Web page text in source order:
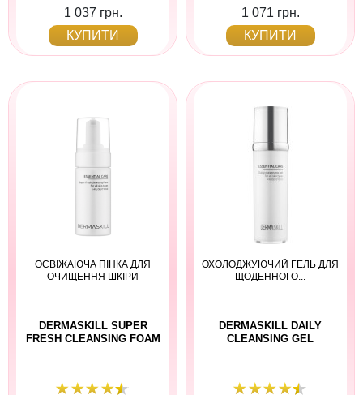
1 037 грн.
КУПИТИ
1 071 грн.
КУПИТИ
ОСВІЖАЮЧА ПІНКА ДЛЯ
ОЧИЩЕННЯ ШКІРИ
DERMASKILL SUPER
FRESH CLEANSING FOAM
ОХОЛОДЖУЮЧИЙ ГЕЛЬ ДЛЯ
ЩОДЕННОГО...
DERMASKILL DAILY
CLEANSING GEL